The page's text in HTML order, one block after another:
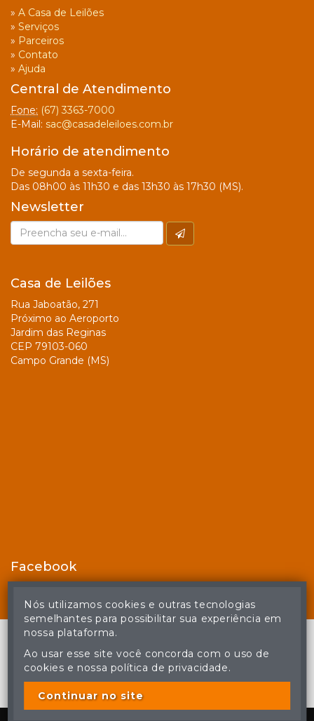
» A Casa de Leilões
» Serviços
» Parceiros
» Contato
» Ajuda
Central de Atendimento
Fone: (67) 3363-7000
E-Mail: sac@casadeleiloes.com.br
Horário de atendimento
De segunda a sexta-feira.
Das 08h00 às 11h30 e das 13h30 às 17h30 (MS).
Newsletter
Casa de Leilões
Rua Jaboatão, 271
Próximo ao Aeroporto
Jardim das Reginas
CEP 79103-060
Campo Grande (MS)
Facebook
© Casa de Leilões - Todos os direitos reservados
A cópia ou reprodução não autorizada do conteúdo deste site
poderá acarretar em penas previstas em lei.
Nós utilizamos cookies e outras tecnologias
semelhantes para possibilitar sua experiência em
nossa plataforma.
Ao usar esse site você concorda com o uso de
cookies e nossa política de privacidade.
Continuar no site